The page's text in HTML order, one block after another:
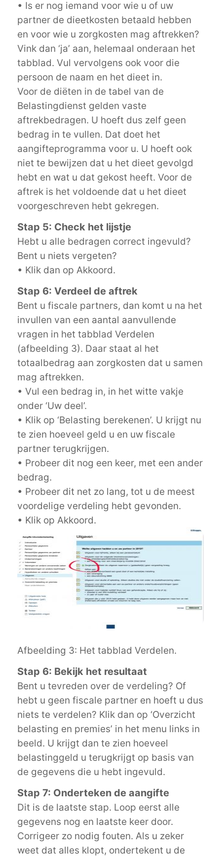
• Is er nog iemand voor wie u of uw
partner de dieetkosten betaald hebben
en voor wie u zorgkosten mag aftrekken?
Vink dan ‘ja’ aan, helemaal onderaan het
tabblad. Vul vervolgens ook voor die
persoon de naam en het dieet in.
Voor de diëten in de tabel van de
Belastingdienst gelden vaste
aftrekbedragen. U hoeft dus zelf geen
bedrag in te vullen. Dat doet het
aangifteprogramma voor u. U hoeft ook
niet te bewijzen dat u het dieet gevolgd
hebt en wat u dat gekost heeft. Voor de
aftrek is het voldoende dat u het dieet
voorgeschreven hebt gekregen.
Stap 5: Check het lijstje
Hebt u alle bedragen correct ingevuld?
Bent u niets vergeten?
• Klik dan op Akkoord.
Stap 6: Verdeel de aftrek
Bent u fiscale partners, dan komt u na het
invullen van een aantal aanvullende
vragen in het tabblad Verdelen
(afbeelding 3). Daar staat al het
totaalbedrag aan zorgkosten dat u samen
mag aftrekken.
• Vul een bedrag in, in het witte vakje
onder ‘Uw deel’.
• Klik op ‘Belasting berekenen’. U krijgt nu
te zien hoeveel geld u en uw fiscale
partner terugkrijgen.
• Probeer dit nog een keer, met een ander
bedrag.
• Probeer dit net zo lang, tot u de meest
voordelige verdeling hebt gevonden.
• Klik op Akkoord.
Afbeelding 3: Het tabblad Verdelen.
Stap 6: Bekijk het resultaat
Bent u tevreden over de verdeling? Of
hebt u geen fiscale partner en hoeft u dus
niets te verdelen? Klik dan op ‘Overzicht
belasting en premies’ in het menu links in
beeld. U krijgt dan te zien hoeveel
belastinggeld u terugkrijgt op basis van
de gegevens die u hebt ingevuld.
Stap 7: Onderteken de aangifte
Dit is de laatste stap. Loop eerst alle
gegevens nog en laatste keer door.
Corrigeer zo nodig fouten. Als u zeker
weet dat alles klopt, ondertekent u de